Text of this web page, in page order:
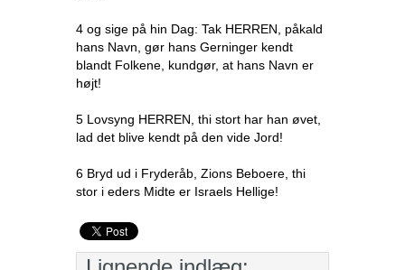
4 og sige på hin Dag: Tak HERREN, påkald
hans Navn, gør hans Gerninger kendt
blandt Folkene, kundgør, at hans Navn er
højt!
5 Lovsyng HERREN, thi stort har han øvet,
lad det blive kendt på den vide Jord!
6 Bryd ud i Fryderåb, Zions Beboere, thi
stor i eders Midte er Israels Hellige!